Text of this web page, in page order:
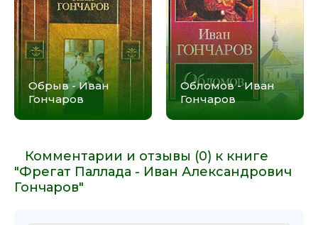
Обрыв - Иван
Гончаров
Обломов - Иван
Гончаров
Комментарии и отзывы (0) к книге
"Фрегат Паллада - Иван Александрович
Гончаров"